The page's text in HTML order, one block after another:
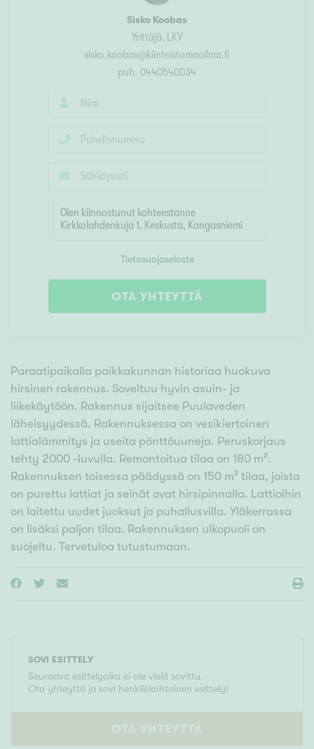
Sisko Koobas
Yrittäjä, LKV
sisko.koobas@kiinteistomaailma.fi
puh. 0440540034
Tietosuojaseloste
OTA YHTEYTTÄ
Paraatipaikalla paikkakunnan historiaa huokuva
hirsinen rakennus. Soveltuu hyvin asuin- ja
liikekäytöön. Rakennus sijaitsee Puulaveden
läheisyydessä. Rakennuksessa on vesikiertoinen
lattialämmitys ja useita pönttöuuneja. Peruskorjaus
tehty 2000 -luvulla. Remontoitua tilaa on 180 m².
Rakennuksen toisessa päädyssä on 150 m² tilaa, joista
on purettu lattiat ja seinät ovat hirsipinnalla. Lattioihin
on laitettu uudet juoksut ja puhallusvilla. Yläkerrassa
on lisäksi paljon tilaa. Rakennuksen ulkopuoli on
suojeltu. Tervetuloa tutustumaan.
SOVI ESITTELY
Seuraava esittelyaika ei ole vielä sovittu.
Ota yhteyttä ja sovi henkilökohtainen esittely!
OTA YHTEYTTÄ